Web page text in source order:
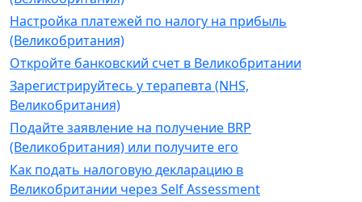
Настройка платежей по налогу на прибыль
(Великобритания)
Откройте банковский счет в Великобритании
Зарегистрируйтесь у терапевта (NHS,
Великобритания)
Подайте заявление на получение BRP
(Великобритания) или получите его
Как подать налоговую декларацию в
Великобритании через Self Assessment